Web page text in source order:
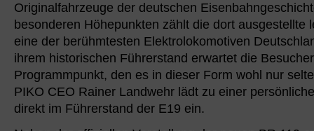
Originalfahrzeuge der deutschen
besonderen Höhepunkten zählt die dort ausgestellte
eine der berühmtesten Elektrolokomotiven
ihrem historischen Führerstand erwartet die
Programmpunkt, den es in dieser Form wohl nur
PIKO CEO Rainer Landwehr lädt zu einer
direkt im Führerstand der E19 ein.